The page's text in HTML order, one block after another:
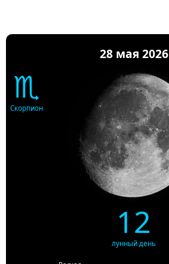
28 мая 2026
♏
Скорпион
12
лунный день